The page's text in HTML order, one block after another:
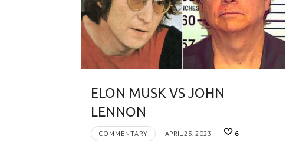
ELON MUSK VS JOHN
LENNON
COMMENTARY APRIL 23, 2023 6